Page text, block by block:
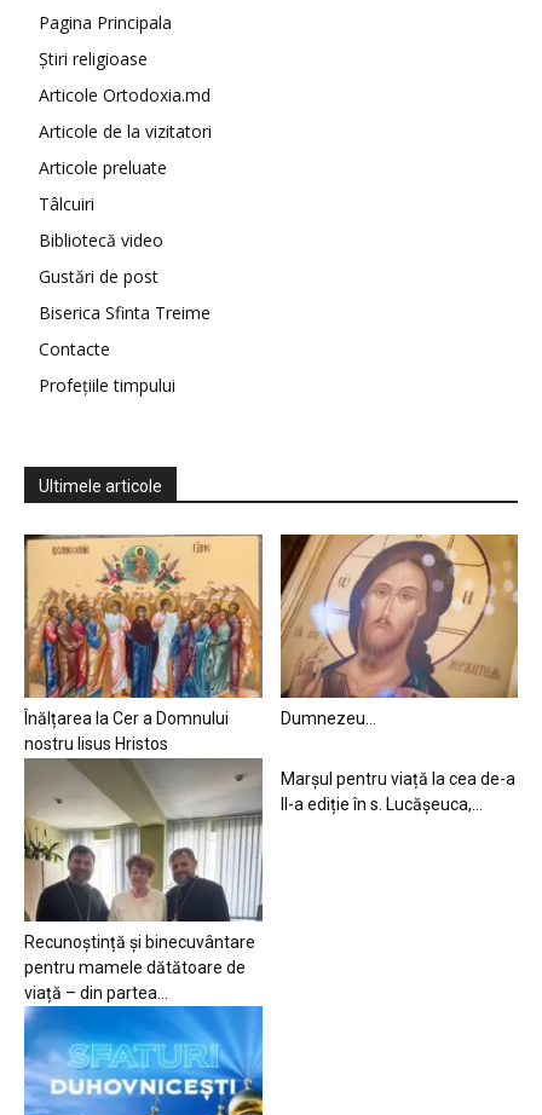
Pagina Principala
Știri religioase
Articole Ortodoxia.md
Articole de la vizitatori
Articole preluate
Tâlcuiri
Bibliotecă video
Gustări de post
Biserica Sfinta Treime
Contacte
Profețiile timpului
Ultimele articole
Înălțarea la Cer a Domnului
nostru Iisus Hristos
Dumnezeu…
Recunoștință și binecuvântare
pentru mamele dătătoare de
viață – din partea...
Marșul pentru viață la cea de-a
II-a ediție în s. Lucășeuca,...